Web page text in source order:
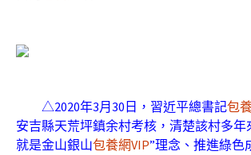
△2020年3月30日，習近平總書記包
安吉縣天荒坪鎮余村考核，清楚該村多年
就是金山銀山包養網VIP”理念、推進綠色